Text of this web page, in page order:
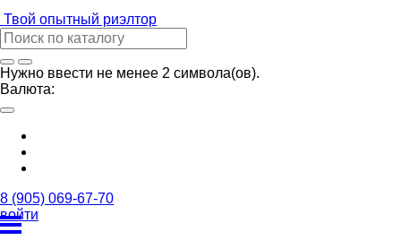
Твой опытный риэлтор
Нужно ввести не менее 2 символа(ов).
Валюта:
8 (905) 069-67-70
войти